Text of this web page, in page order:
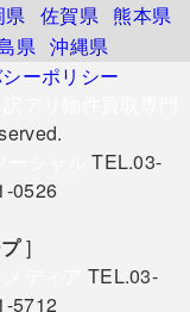
県 佐賀県 熊本県
県 沖縄県
ーポリシー
TEL.03-
0526
]
TEL.03-
5712